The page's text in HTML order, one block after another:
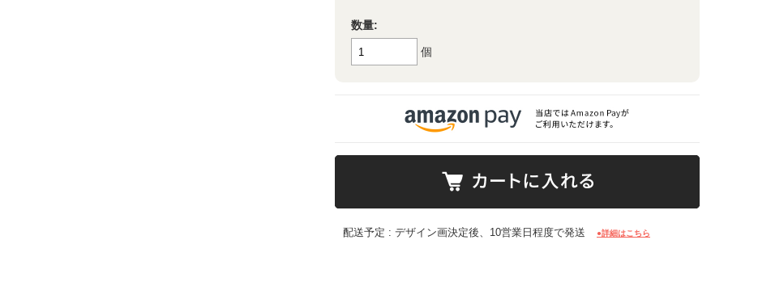
数量:
個
配送予定 : デザイン画決定後、10営業日程度で発送 ●詳細はこちら